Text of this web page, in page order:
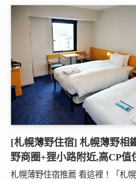
[札幌薄野住宿] 札幌薄野相
野商圈+狸小路附近,高CP值
札幌薄野住宿推薦 看這裡！「札幌